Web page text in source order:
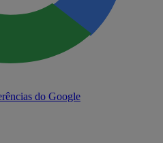
do Google